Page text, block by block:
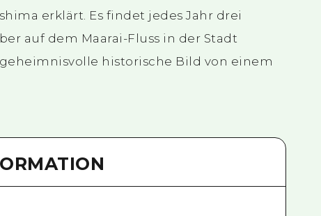
erklärt. Es findet jedes Jahr drei
auf dem Maarai-Fluss in der Stadt
historische Bild von einem